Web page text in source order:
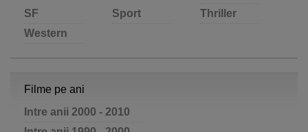
SF
Sport
Thriller
Western
Filme pe ani
Intre anii 2000 - 2010